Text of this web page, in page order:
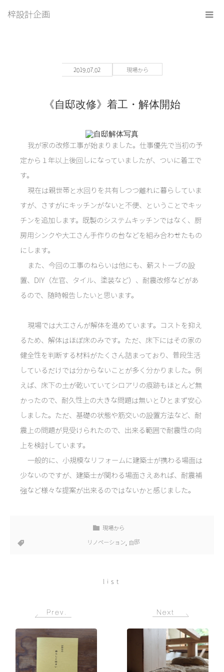
梓設計企画
2019.07.02 現場から
《自邸改修》着工・解体開始
我が家の改修工事が始まりました。仕事優先で当初の予
定から１年以上後回しになっていましたが、ついに着工で
す。
現在は親世帯と水回りを共有しつつ離れに暮らしていま
すが、さすがにキッチンがないと不便、ということでキッ
チンを追加します。既製のシステムキッチンではなく、厨
房用シンクや大工さん手作りの台などを組み合わせたもの
にします。
また、今回の工事のねらいは他にも、薪ストーブの設
置、DIY（左官、タイル、塗装など）、耐震改修などがあ
るので、随時報告したいと思います。
現場では大工さんが解体を進めています。コストを抑え
るため、解体はほぼ床のみです。ただ、床下にはその家の
健全性を判断する材料がたくさん詰まっており、普段生活
しているだけでは分からないことが多く分かりました。例
えば、床下の土が乾いていてシロアリの痕跡もほとんど無
かったので、耐久性上の大きな問題は無いとひとまず安心
しました。ただ、基礎の状態や筋交いの設置方法など、耐
震上の問題が見受けられたので、出来る範囲で耐震性の向
上を検討しています。
一般的に、小規模なリフォームに建築士が携わる場面は
少ないのですが、建築士が関わる場面さえあれば、耐震補
強など様々な提案が出来るのではないかと感じました。
現場から
リノベーション 自邸
list